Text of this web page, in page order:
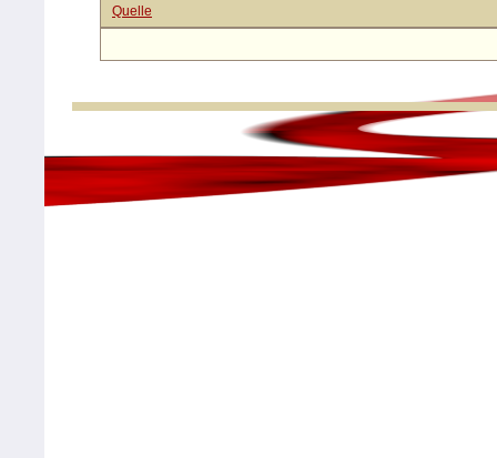
Quelle